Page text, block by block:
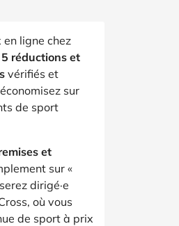
ligne chez
5 réductions et
vérifiés et
sur
de sport
et
sur «
dirigé·e
où vous
de sport à prix